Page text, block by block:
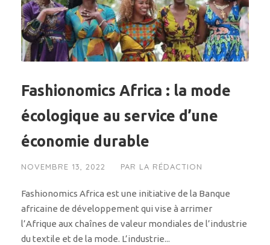
Fashionomics Africa : la mode
écologique au service d’une
économie durable
NOVEMBRE 13, 2022 PAR LA RÉDACTION
Fashionomics Africa est une initiative de la Banque
africaine de développement qui vise à arrimer
l’Afrique aux chaînes de valeur mondiales de l’industrie
du textile et de la mode. L’industrie...